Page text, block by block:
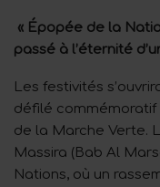
« Épopée de la
passé à l’éternité
Les festivités
défilé commémoratif
de la Marche Verte.
Massira (Bab Al
Nations, où un